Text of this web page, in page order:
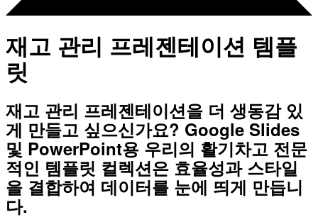
재고 관리 프레젠테이션 템플
릿
재고 관리 프레젠테이션을 더 생동감 있
게 만들고 싶으신가요? Google Slides
및 PowerPoint용 우리의 활기차고 전문
적인 템플릿 컬렉션은 효율성과 스타일
을 결합하여 데이터를 눈에 띄게 만듭니
다.